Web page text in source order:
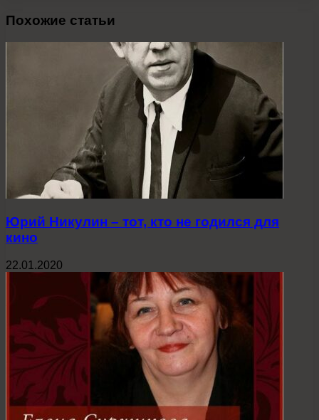
Похожие статьи
Юрий Никулин – тот, кто не годился для
кино
22.01.2020